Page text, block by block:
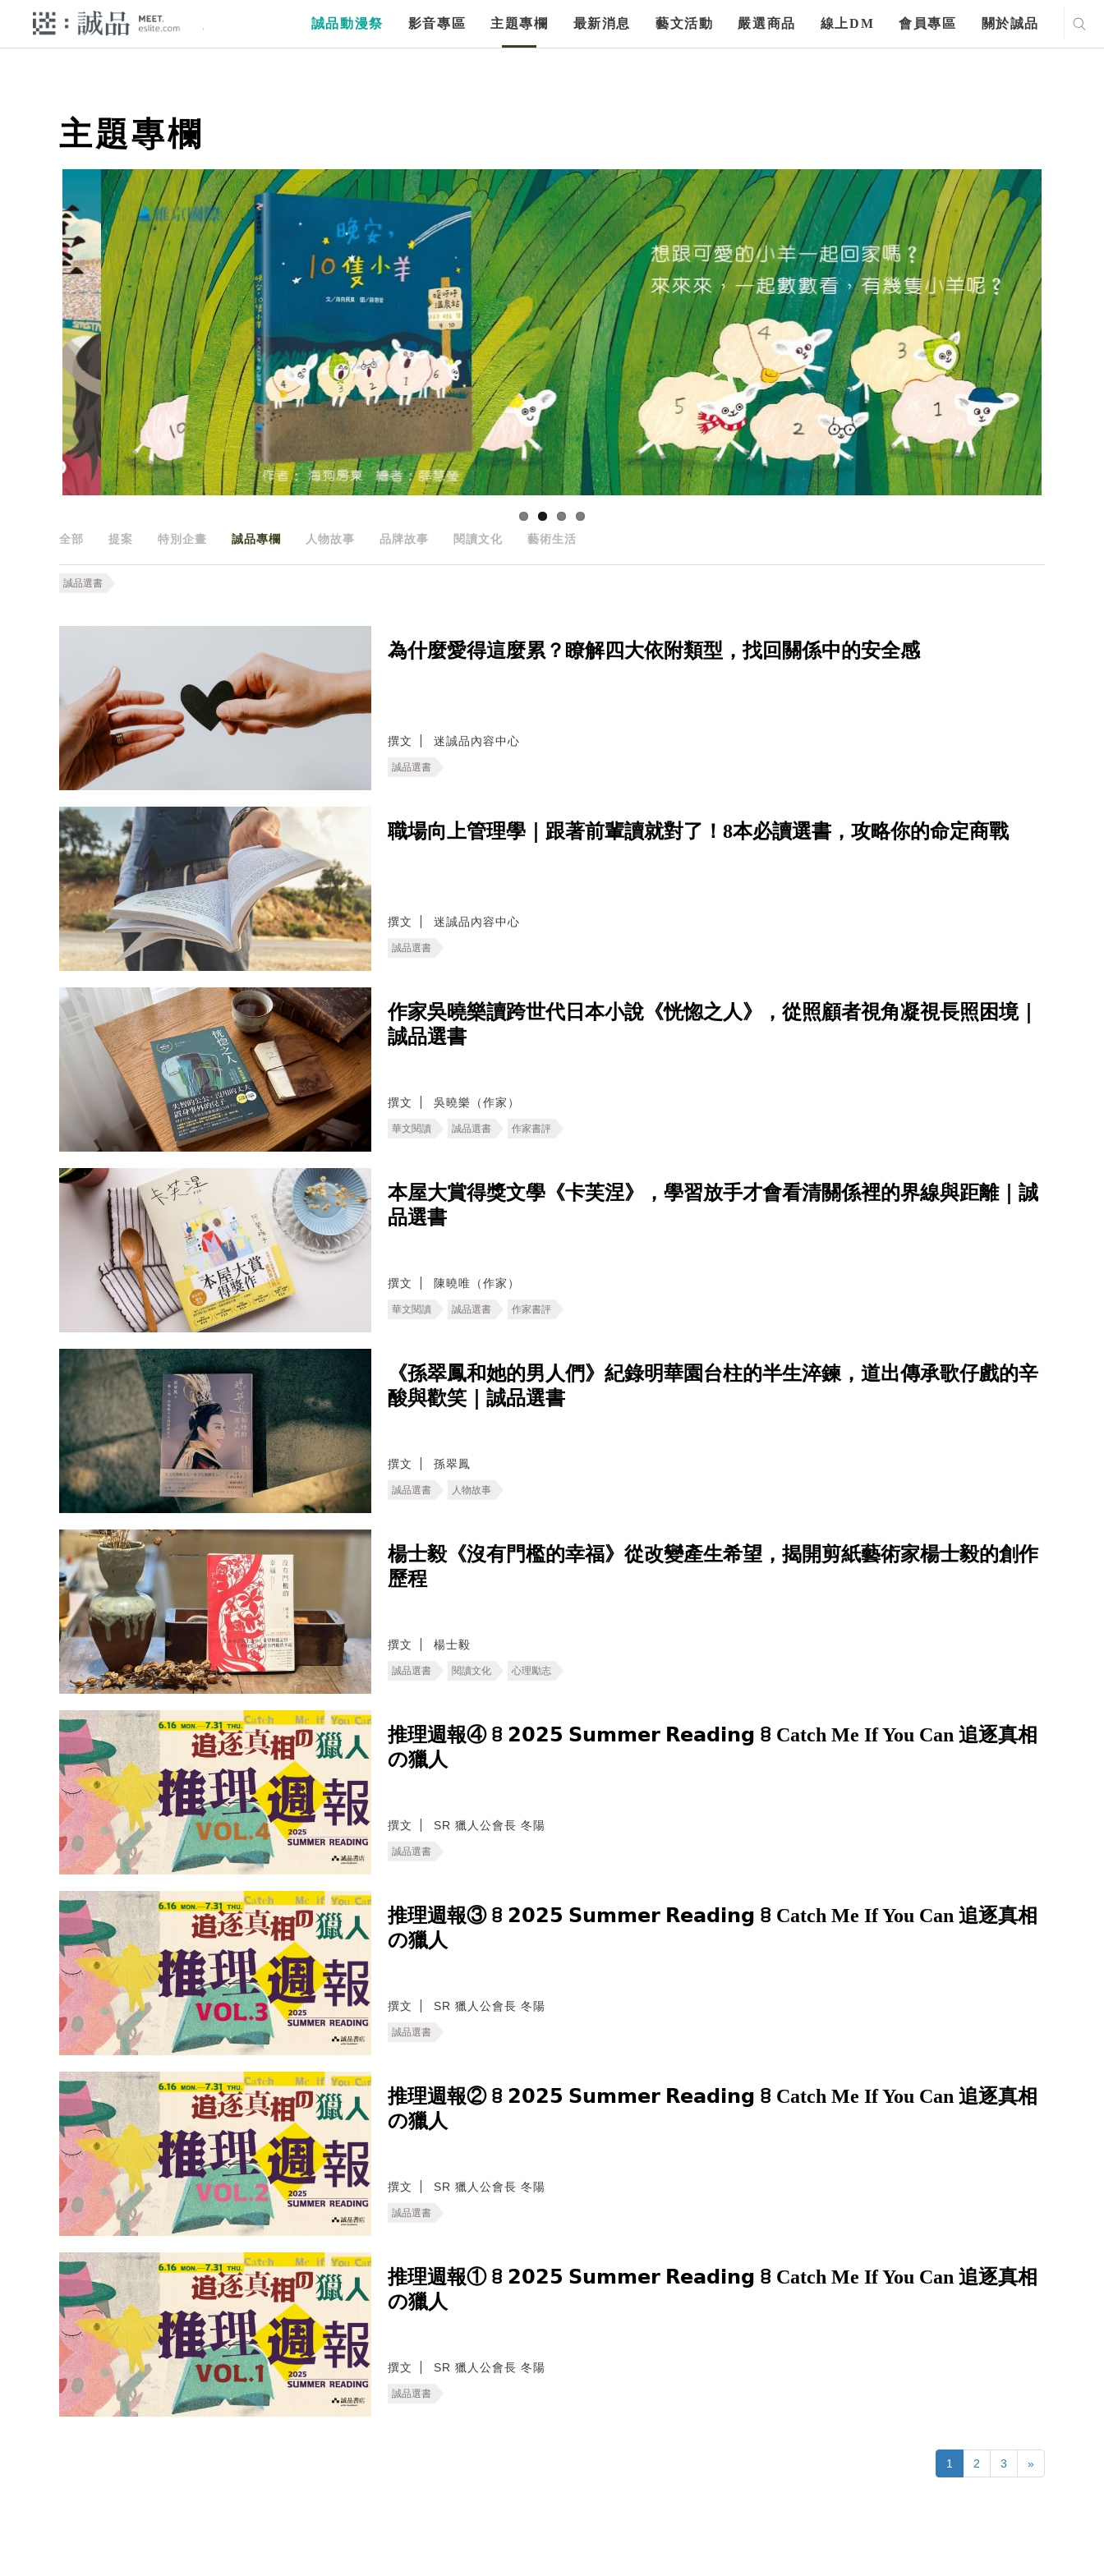
誠品動漫祭 影音專區 主題專欄 最新消息 藝文活動 嚴選商品 線上DM 會員專區 關於誠品
主題專欄
全部 提案 特別企畫 誠品專欄 人物故事 品牌故事 閱讀文化 藝術生活
誠品選書
為什麼愛得這麼累？瞭解四大依附類型，找回關係中的安全感
撰文 迷誠品內容中心
誠品選書
職場向上管理學｜跟著前輩讀就對了！8本必讀選書，攻略你的命定商戰
撰文 迷誠品內容中心
誠品選書
作家吳曉樂讀跨世代日本小說《恍惚之人》，從照顧者視角凝視長照困境｜
誠品選書
撰文 吳曉樂（作家）
華文閱讀 誠品選書 作家書評
本屋大賞得獎文學《卡芙涅》，學習放手才會看清關係裡的界線與距離｜誠
品選書
撰文 陳曉唯（作家）
華文閱讀 誠品選書 作家書評
《孫翠鳳和她的男人們》紀錄明華園台柱的半生淬鍊，道出傳承歌仔戲的辛
酸與歡笑｜誠品選書
撰文 孫翠鳳
誠品選書 人物故事
楊士毅《沒有門檻的幸福》從改變產生希望，揭開剪紙藝術家楊士毅的創作
歷程
撰文 楊士毅
誠品選書 閱讀文化 心理勵志
推理週報④ ꊞ 𝟮𝟬𝟮𝟱 𝗦𝘂𝗺𝗺𝗲𝗿 𝗥𝗲𝗮𝗱𝗶𝗻𝗴 ꊞ Catch Me If You Can 追逐真相
の獵人
撰文 SR 獵人公會長 冬陽
誠品選書
推理週報③ ꊞ 𝟮𝟬𝟮𝟱 𝗦𝘂𝗺𝗺𝗲𝗿 𝗥𝗲𝗮𝗱𝗶𝗻𝗴 ꊞ Catch Me If You Can 追逐真相
の獵人
撰文 SR 獵人公會長 冬陽
誠品選書
推理週報② ꊞ 𝟮𝟬𝟮𝟱 𝗦𝘂𝗺𝗺𝗲𝗿 𝗥𝗲𝗮𝗱𝗶𝗻𝗴 ꊞ Catch Me If You Can 追逐真相
の獵人
撰文 SR 獵人公會長 冬陽
誠品選書
推理週報① ꊞ 𝟮𝟬𝟮𝟱 𝗦𝘂𝗺𝗺𝗲𝗿 𝗥𝗲𝗮𝗱𝗶𝗻𝗴 ꊞ Catch Me If You Can 追逐真相
の獵人
撰文 SR 獵人公會長 冬陽
誠品選書
1 2 3 »